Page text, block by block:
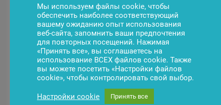
Наши услуги
Мы заботимся о терминальной инфраструктуре
банков и других организаций финансового
Мы используем файлы cookie, чтобы
обеспечить наиболее соответствующий
вашему ожиданию опыт использования
веб-сайта, запомнить ваши предпочтения
для повторных посещений. Нажимая
«Принять все», вы соглашаетесь на
использование ВСЕХ файлов cookie. Также
вы можете посетить «Настройки файлов
cookie», чтобы контролировать свой выбор.
Настройки cookie Принять все